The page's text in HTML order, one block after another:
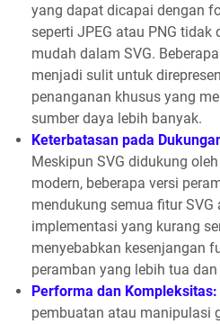
yang dapat dicapai dengan
seperti JPEG atau PNG
mudah dalam SVG.
menjadi sulit untuk
penanganan khusus yang
sumber daya lebih banyak.
Keterbatasan pada
Meskipun SVG didukung
modern, beberapa versi
mendukung semua fitur
implementasi yang kurang
menyebabkan kesenjangan
peramban yang lebih tua
Performa dan Kompleksitas:
pembuatan atau manipulasi